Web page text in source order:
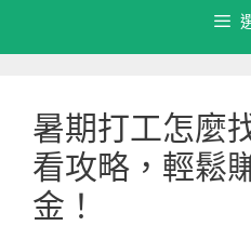
暑期打工怎麼
看攻略，輕鬆
金！